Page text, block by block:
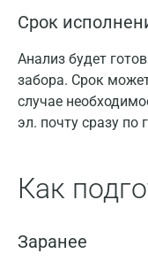
Срок
Анализ будет
забора. Срок
случае
эл. почту сразу по
Как
Заранее